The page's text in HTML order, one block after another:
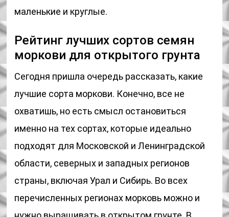
маленькие и круглые.
Рейтинг лучших сортов семян
моркови для открытого грунта
Сегодня пришла очередь рассказать, какие
лучшие сорта моркови. Конечно, все не
охватишь, но есть смысл остановиться
именно на тех сортах, которые идеально
подходят для Московской и Ленинградской
области, северных и западных регионов
страны, включая Урал и Сибирь. Во всех
перечисленных регионах морковь можно и